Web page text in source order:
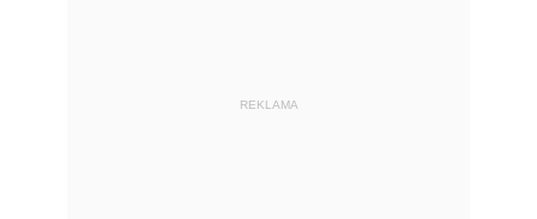
REKLAMA